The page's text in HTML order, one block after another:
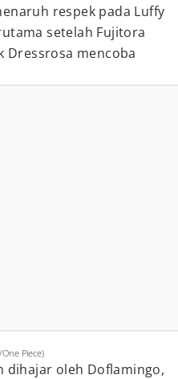
respek pada Luffy
setelah Fujitora
Dressrosa mencoba
Piece)
dihajar oleh Doflamingo,